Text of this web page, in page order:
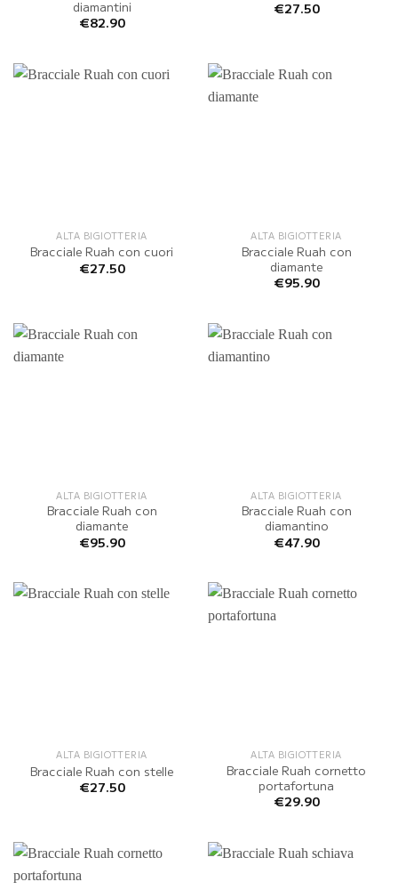
diamantini
€82.90
€27.50
ALTA BIGIOTTERIA
Bracciale Ruah con cuori
€27.50
ALTA BIGIOTTERIA
Bracciale Ruah con
diamante
€95.90
ALTA BIGIOTTERIA
Bracciale Ruah con
diamante
€95.90
ALTA BIGIOTTERIA
Bracciale Ruah con
diamantino
€47.90
ALTA BIGIOTTERIA
Bracciale Ruah con stelle
€27.50
ALTA BIGIOTTERIA
Bracciale Ruah cornetto
portafortuna
€29.90